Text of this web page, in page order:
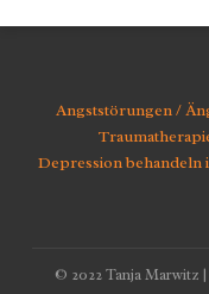
Angststörungen /
Depression behandeln
© 2022 Tanja Marwitz |